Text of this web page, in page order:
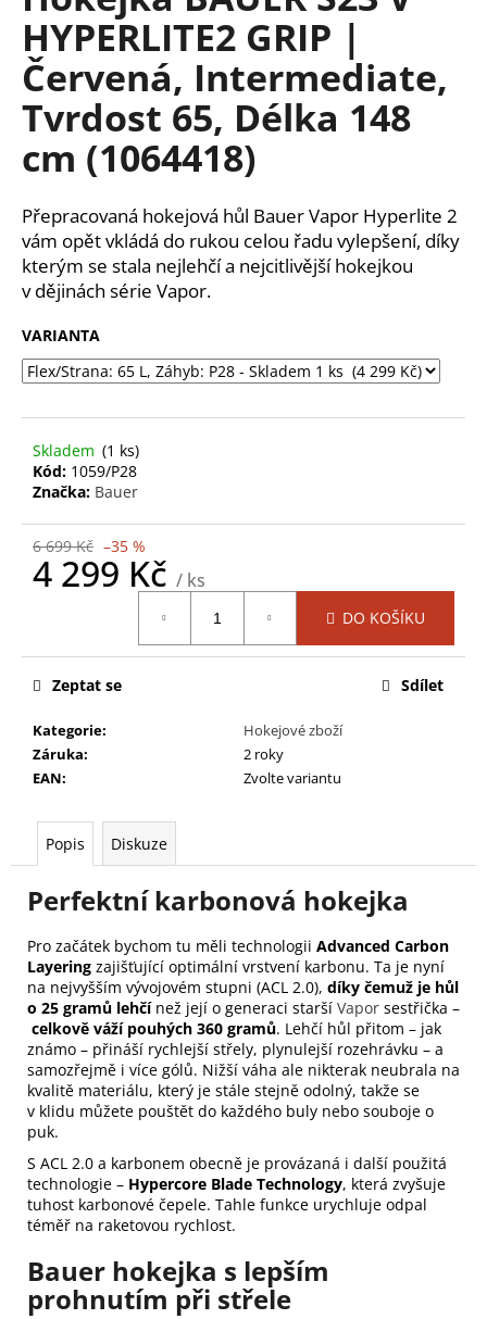
0,0
5
hvězdiček.
HYPERLITE2 GRIP |
Červená, Intermediate,
Tvrdost 65, Délka 148
cm (1064418)
Přepracovaná hokejová hůl Bauer Vapor Hyperlite 2
vám opět vkládá do rukou celou řadu vylepšení, díky
kterým se stala nejlehčí a nejcitlivější hokejkou
v dějinách série Vapor.
VARIANTA
Skladem (1 ks)
Kód: 1059/P28
Značka: Bauer
6 699 Kč –35 %
4 299 Kč / ks
DO KOŠÍKU
Kategorie:
Hokejové zboží
Záruka:
2 roky
EAN: Zvolte variantu
Zeptat se Sdílet
Popis Diskuze
Perfektní karbonová hokejka
Pro začátek bychom tu měli technologii Advanced Carbon
Layering zajišťující optimální vrstvení karbonu. Ta je nyní
na nejvyšším vývojovém stupni (ACL 2.0), díky čemuž je hůl
o 25 gramů lehčínež její o generaci starší Vapor sestřička –
celkově váží pouhých 360 gramů. Lehčí hůl přitom – jak
známo – přináší rychlejší střely, plynulejší rozehrávku – a
samozřejmě i více gólů. Nižší váha ale nikterak neubrala na
kvalitě materiálu, který je stále stejně odolný, takže se
v klidu můžete pouštět do každého buly nebo souboje o
puk.
S ACL 2.0 a karbonem obecně je provázaná i další použitá
technologie – Hypercore Blade Technology, která zvyšuje
tuhost karbonové čepele. Tahle funkce urychluje odpal
téměř na raketovou rychlost.
Bauer hokejka s lepším
prohnutím při střele
a
j
í
t
?
HLEDAT
D
o
o
u
m
BAUER
VAPOR
X3.7
GRIP
STICK-
399
Kč
Původně:
2
Kč